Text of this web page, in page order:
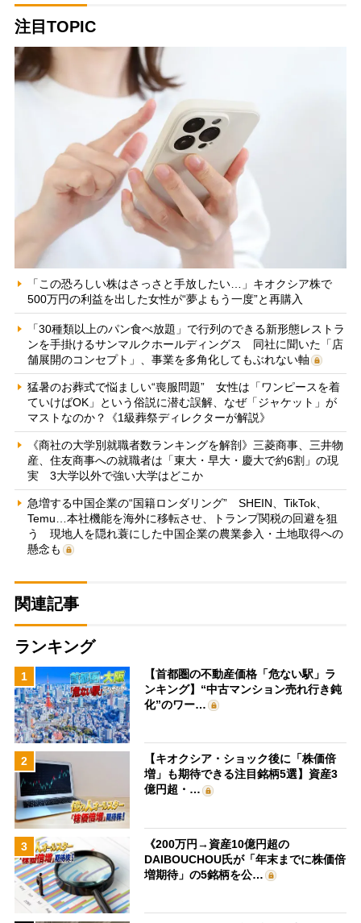
注目TOPIC
「この恐ろしい株はさっさと手放したい…」キオクシア株で
500万円の利益を出した女性が“夢よもう一度”と再購入
「30種類以上のパン食べ放題」で行列のできる新形態レストラ
ンを手掛けるサンマルクホールディングス 同社に聞いた「店
舗展開のコンセプト」、事業を多角化してもぶれない軸
猛暑のお葬式で悩ましい“喪服問題” 女性は「ワンピースを着
ていけばOK」という俗説に潜む誤解、なぜ「ジャケット」が
マストなのか？《1級葬祭ディレクターが解説》
《商社の大学別就職者数ランキングを解剖》三菱商事、三井物
産、住友商事への就職者は「東大・早大・慶大で約6割」の現
実 3大学以外で強い大学はどこか
急増する中国企業の“国籍ロンダリング” SHEIN、TikTok、
Temu…本社機能を海外に移転させ、トランプ関税の回避を狙
う 現地人を隠れ蓑にした中国企業の農業参入・土地取得への
懸念も
関連記事
ランキング
1
【首都圏の不動産価格「危ない駅」ラ
ンキング】“中古マンション売れ行き鈍
化”のワー…
2
【キオクシア・ショック後に「株価倍
増」も期待できる注目銘柄5選】資産3
億円超・…
3
《200万円→資産10億円超の
DAIBOUCHOU氏が「年末までに株価倍
増期待」の5銘柄を公…